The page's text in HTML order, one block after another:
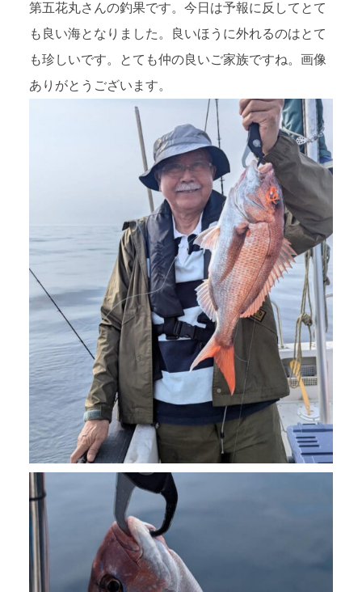
第五花丸さんの釣果です。今日は予報に反してとて
も良い海となりました。良いほうに外れるのはとて
も珍しいです。とても仲の良いご家族ですね。画像
ありがとうございます。